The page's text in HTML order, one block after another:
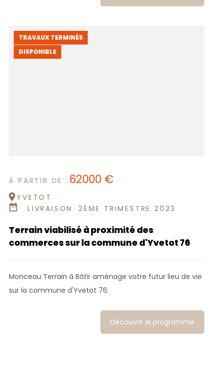
TRAVAUX TERMINÉS
DISPONIBLE
À PARTIR DE : 62000 €
YVETOT
LIVRAISON
2ÈME TRIMESTRE 2023
Terrain viabilisé à proximité des
commerces sur la commune d'Yvetot 76
Monceau Terrain à Bâtir aménage votre futur lieu de vie
sur la commune d'Yvetot 76.
Découvrir le programme